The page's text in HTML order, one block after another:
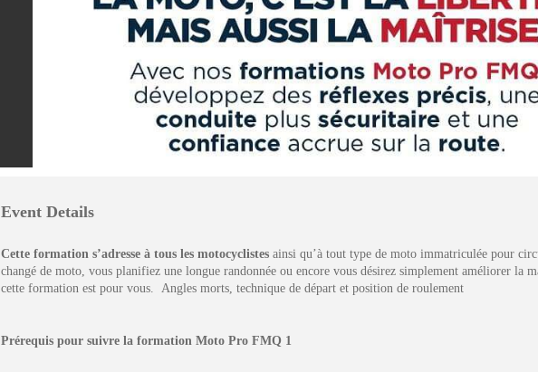
Event Details
Cette formation s’adresse à tous les motocyclistesainsi qu’à tout type de moto immatriculée pour
changé de moto, vous planifiez une longue randonnée ou encore vous désirez simplement améliorer la
cette formation est pour vous. Angles morts, technique de départ et position de roulement
Prérequis pour suivre la formation Moto Pro FMQ 1